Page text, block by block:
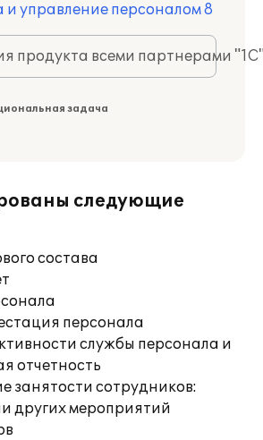
и управление персоналом 8
продукта всеми партнерами
задача
следующие
состава
персонала
службы персонала и
отчетность
занятости сотрудников:
других мероприятий